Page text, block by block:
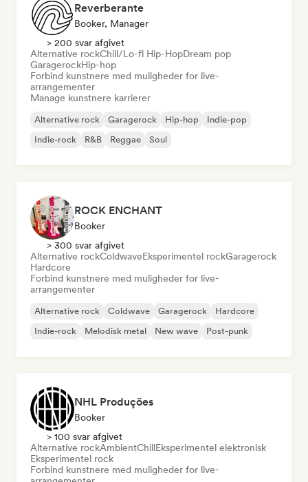
Reverberante
Booker, Manager
> 200 svar afgivet
Alternative rockChill/Lo-fi Hip-HopDream pop
GaragerockHip-hop
Forbind kunstnere med muligheder for live-
arrangementer
Manage kunstnere karrierer
Alternative rock Garagerock Hip-hop
Indie-pop
Indie-rock
R&B Reggae Soul
ROCK ENCHANT
Booker
> 300 svar afgivet
Alternative rockColdwaveEksperimentel rockGaragerock
Hardcore
Forbind kunstnere med muligheder for live-
arrangementer
Alternative rock Coldwave Garagerock
Hardcore
Indie-rock
Melodisk metal New wave Post-punk
NHL Produções
Booker
> 100 svar afgivet
Alternative rockAmbientChillEksperimentel elektronisk
Eksperimentel rock
Forbind kunstnere med muligheder for live-